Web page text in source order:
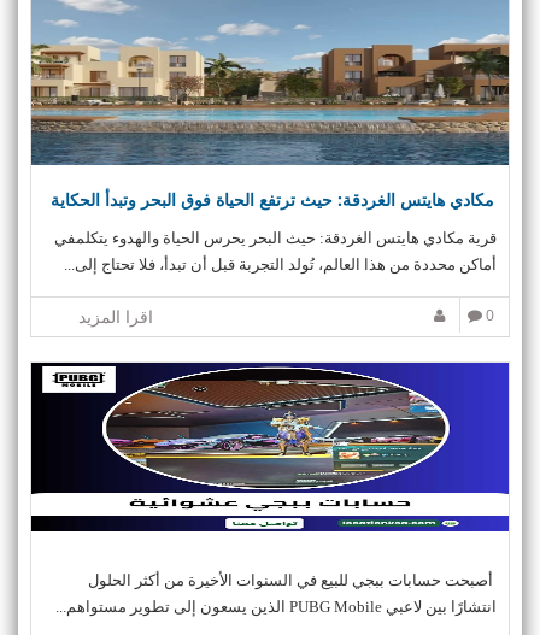
v
g
a
t
i
o
n
مكادي هايتس الغردقة: حيث ترتفع الحياة فوق البحر وتبدأ الحكاية
قرية مكادي هايتس الغردقة: حيث البحر يحرس الحياة والهدوء يتكلمفي
أماكن محددة من هذا العالم، تُولد التجربة قبل أن تبدأ، فلا تحتاج إلى...
اقرا المزيد 0
أصبحت حسابات ببجي للبيع في السنوات الأخيرة من أكثر الحلول
انتشارًا بين لاعبي PUBG Mobile الذين يسعون إلى تطوير مستواهم...